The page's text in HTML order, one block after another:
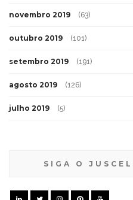
novembro 2019 (63)
outubro 2019 (101)
setembro 2019 (191)
agosto 2019 (126)
julho 2019 (5)
SIGA O